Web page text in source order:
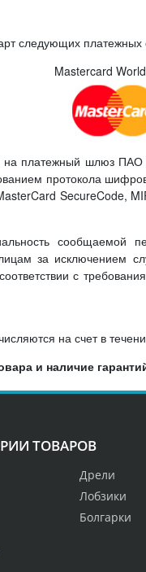
следующих платежных
Mastercard
на платежный шлюз
протокола
SecureCode,
сообщаемой
за исключением
с
на счет в
и наличие
ТОВАРОВ
Дрели
Лобзики
Болгарки